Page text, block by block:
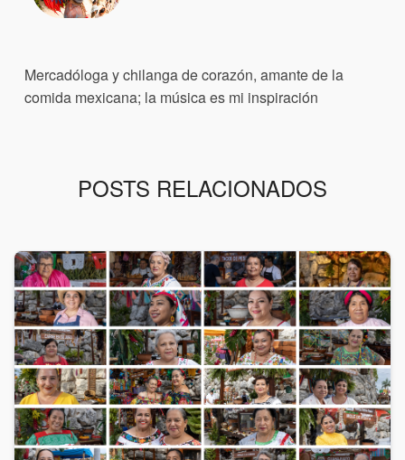
Mercadóloga y chilanga de corazón, amante de la
comida mexicana; la música es mi inspiración
POSTS RELACIONADOS